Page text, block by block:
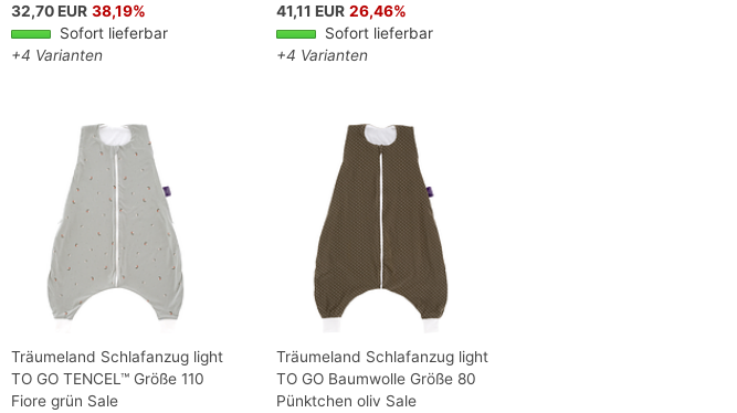
32,70 EUR 38,19%
Sofort lieferbar
+4 Varianten
41,11 EUR 26,46%
Sofort lieferbar
+4 Varianten
Träumeland Schlafanzug light
TO GO TENCEL™ Größe 110
Fiore grün Sale
Träumeland Schlafanzug light
TO GO Baumwolle Größe 80
Pünktchen oliv Sale